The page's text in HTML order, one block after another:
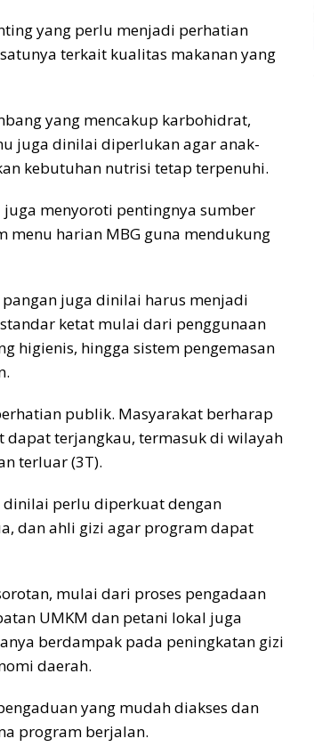
yang perlu menjadi perhatian
terkait kualitas makanan yang
yang mencakup karbohidrat,
juga dinilai diperlukan agar anak-
kebutuhan nutrisi tetap terpenuhi.
menyoroti pentingnya sumber
harian MBG guna mendukung
juga dinilai harus menjadi
ketat mulai dari penggunaan
higienis, hingga sistem pengemasan
publik. Masyarakat berharap
dapat terjangkau, termasuk di wilayah
terluar (3T).
dinilai perlu diperkuat dengan
dan ahli gizi agar program dapat
mulai dari proses pengadaan
UMKM dan petani lokal juga
berdampak pada peningkatan gizi
daerah.
yang mudah diakses dan
program berjalan.